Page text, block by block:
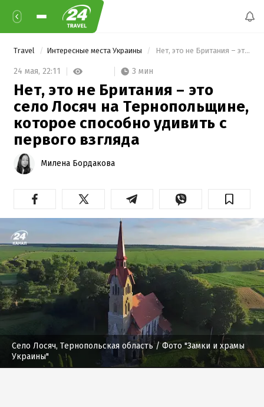
Travel Интересные места Украины Нет, это не Британия – это село Лосяч на Тернопольщине, которое способно удивить с первого взгляда
24 мая, 22:11 3 мин
Нет, это не Британия – это
село Лосяч на Тернопольщине,
которое способно удивить с
первого взгляда
Милена Бордакова
Село Лосяч, Тернопольская область/ Фото "Замки и храмы
Украины"